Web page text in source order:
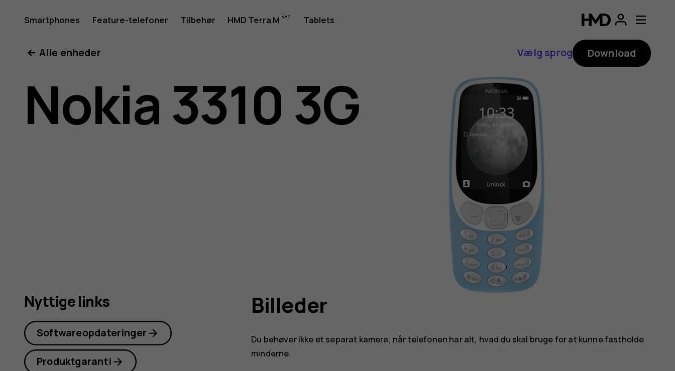
Brugervejledning
til
Nokia
Smartphones Feature-telefoner Tilbehør HMD Terra M Tablets
Alle enheder
Vælg sprog Download
Nokia 3310 3G
Billeder
Du behøver ikke et separat kamera, når telefonen har alt, hvad du skal bruge for at kunne fastholde
minderne.
Nyttige links
Softwareopdateringer
Produktgaranti